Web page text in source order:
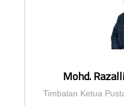
Mohd.
Timbalan Ketua